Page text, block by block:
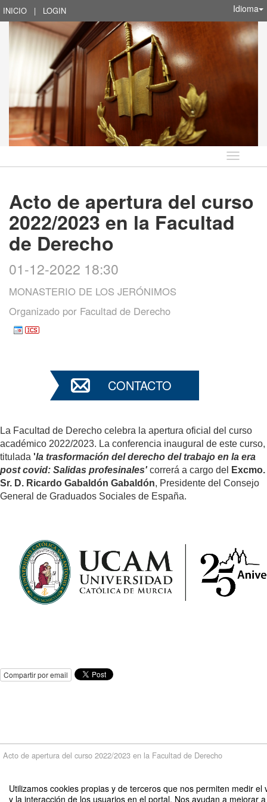
Utilizamos cookies propias y de terceros que nos permiten medir el
y la interacción de los usuarios en el portal. Nos ayudan a mejorar
INICIO | LOGIN Idioma
Idioma
Acto de apertura del curso
2022/2023 en la Facultad
de Derecho
01-12-2022 18:30
MONASTERIO DE LOS JERÓNIMOS
Organizado por Facultad de Derecho
CONTACTO
La Facultad de Derecho celebra la apertura oficial del curso
académico 2022/2023. La conferencia inaugural de este curso,
titulada 'la trasformación del derecho del trabajo en la era
post covid: Salidas profesinales'correrá a cargo del
Excmo.
Sr. D. Ricardo Gabaldón Gabaldón, Presidente del Consejo
General de Graduados Sociales de España.
Compartir por email
Acto de apertura del curso 2022/2023 en la Facultad de Derecho